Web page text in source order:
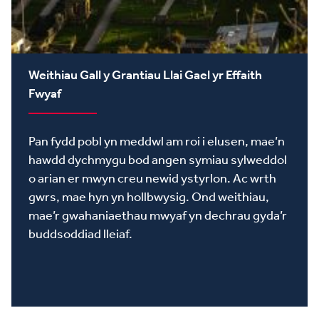
Weithiau Gall y Grantiau Llai Gael yr Effaith
Fwyaf
Pan fydd pobl yn meddwl am roi i elusen, mae’n
hawdd dychmygu bod angen symiau sylweddol
o arian er mwyn creu newid ystyrlon. Ac wrth
gwrs, mae hyn yn hollbwysig. Ond weithiau,
mae’r gwahaniaethau mwyaf yn dechrau gyda’r
buddsoddiad lleiaf.